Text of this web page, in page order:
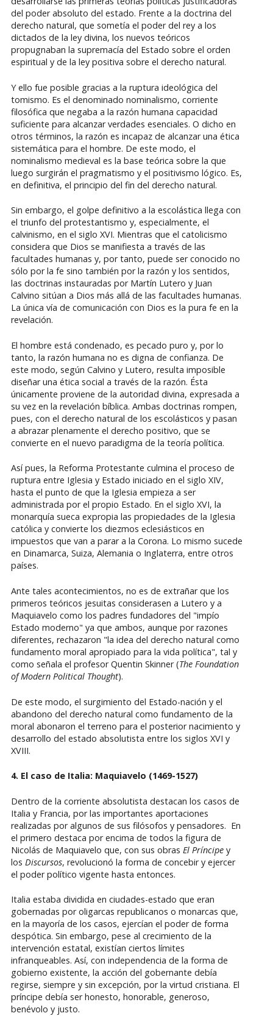
del poder absoluto del estado. Frente a la doctrina del
derecho natural, que sometía el poder del rey a los
dictados de la ley divina, los nuevos teóricos
propugnaban la supremacía del Estado sobre el orden
espiritual y de la ley positiva sobre el derecho natural.
Y ello fue posible gracias a la ruptura ideológica del
tomismo. Es el denominado nominalismo, corriente
filosófica que negaba a la razón humana capacidad
suficiente para alcanzar verdades esenciales. O dicho en
otros términos, la razón es incapaz de alcanzar una ética
sistemática para el hombre. De este modo, el
nominalismo medieval es la base teórica sobre la que
luego surgirán el pragmatismo y el positivismo lógico. Es,
en definitiva, el principio del fin del derecho natural.
Sin embargo, el golpe definitivo a la escolástica llega con
el triunfo del protestantismo y, especialmente, el
calvinismo, en el siglo XVI. Mientras que el catolicismo
considera que Dios se manifiesta a través de las
facultades humanas y, por tanto, puede ser conocido no
sólo por la fe sino también por la razón y los sentidos,
las doctrinas instauradas por Martín Lutero y Juan
Calvino sitúan a Dios más allá de las facultades humanas.
La única vía de comunicación con Dios es la pura fe en la
revelación.
El hombre está condenado, es pecado puro y, por lo
tanto, la razón humana no es digna de confianza. De
este modo, según Calvino y Lutero, resulta imposible
diseñar una ética social a través de la razón. Ésta
únicamente proviene de la autoridad divina, expresada a
su vez en la revelación bíblica. Ambas doctrinas rompen,
pues, con el derecho natural de los escolásticos y pasan
a abrazar plenamente el derecho positivo, que se
convierte en el nuevo paradigma de la teoría política.
Así pues, la Reforma Protestante culmina el proceso de
ruptura entre Iglesia y Estado iniciado en el siglo XIV,
hasta el punto de que la Iglesia empieza a ser
administrada por el propio Estado. En el siglo XVI, la
monarquía sueca expropia las propiedades de la Iglesia
católica y convierte los diezmos eclesiásticos en
impuestos que van a parar a la Corona. Lo mismo sucede
en Dinamarca, Suiza, Alemania o Inglaterra, entre otros
países.
Ante tales acontecimientos, no es de extrañar que los
primeros teóricos jesuitas considerasen a Lutero y a
Maquiavelo como los padres fundadores del "impío
Estado moderno" ya que ambos, aunque por razones
diferentes, rechazaron "la idea del derecho natural como
fundamento moral apropiado para la vida política", tal y
como señala el profesor Quentin Skinner (The Foundation
of Modern Political Thought).
De este modo, el surgimiento del Estado-nación y el
abandono del derecho natural como fundamento de la
moral abonaron el terreno para el posterior nacimiento y
desarrollo del estado absolutista entre los siglos XVI y
XVIII.
4. El caso de Italia: Maquiavelo (1469-1527)
Dentro de la corriente absolutista destacan los casos de
Italia y Francia, por las importantes aportaciones
realizadas por algunos de sus filósofos y pensadores. En
el primero destaca por encima de todos la figura de
Nicolás de Maquiavelo que, con sus obras El Príncipey
los Discursos, revolucionó la forma de concebir y ejercer
el poder político vigente hasta entonces.
Italia estaba dividida en ciudades-estado que eran
gobernadas por oligarcas republicanos o monarcas que,
en la mayoría de los casos, ejercían el poder de forma
despótica. Sin embargo, pese al crecimiento de la
intervención estatal, existían ciertos límites
infranqueables. Así, con independencia de la forma de
gobierno existente, la acción del gobernante debía
regirse, siempre y sin excepción, por la virtud cristiana. El
príncipe debía ser honesto, honorable, generoso,
benévolo y justo.